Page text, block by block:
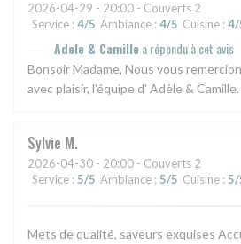
2026-04-29 - 20:00 - Couverts 2
Service : 4/5 Ambiance : 4/5 Cuisine : 4/
Adele & Camillea répondu à cet avis
Bonsoir Madame, Nous vous
avec plaisir, l'équipe d' Adèle & Camille.
Sylvie M
2026-04-30 - 20:00 - Couverts 2
Service : 5/5 Ambiance : 5/5 Cuisine : 5/
Mets de qualité, saveurs exquises